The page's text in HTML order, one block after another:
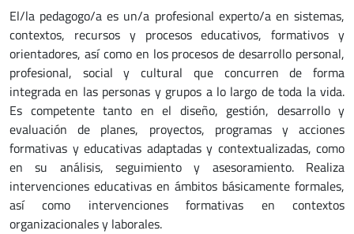
El/la pedagogo/a es un/a profesional experto/a en sistemas,
contextos, recursos y procesos educativos, formativos y
orientadores, así como en los procesos de desarrollo personal,
profesional, social y cultural que concurren de forma
integrada en las personas y grupos a lo largo de toda la vida.
Es competente tanto en el diseño, gestión, desarrollo y
evaluación de planes, proyectos, programas y acciones
formativas y educativas adaptadas y contextualizadas, como
en su análisis, seguimiento y asesoramiento. Realiza
intervenciones educativas en ámbitos básicamente formales,
así como intervenciones formativas en contextos
organizacionales y laborales.